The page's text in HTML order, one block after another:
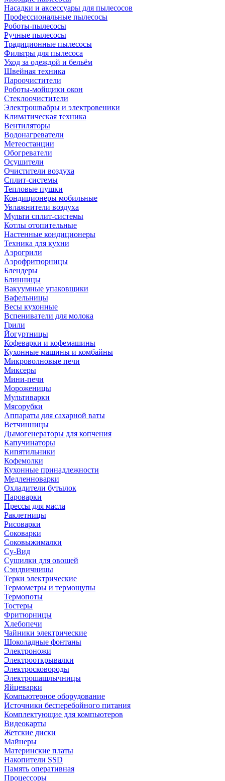
Насадки и аксессуары для пылесосов
Профессиональные пылесосы
Роботы-пылесосы
Ручные пылесосы
Традиционные пылесосы
Фильтры для пылесоса
Уход за одеждой и бельём
Швейная техника
Пароочистители
Роботы-мойщики окон
Стеклоочистители
Электрошвабры и электровеники
Климатическая техника
Вентиляторы
Водонагреватели
Метеостанции
Обогреватели
Осушители
Очистители воздуха
Сплит-системы
Тепловые пушки
Кондиционеры мобильные
Увлажнители воздуха
Мульти сплит-системы
Котлы отопительные
Настенные кондиционеры
Техника для кухни
Аэрогрили
Аэрофритюрницы
Блендеры
Блинницы
Вакуумные упаковщики
Вафельницы
Весы кухонные
Вспениватели для молока
Грили
Йогуртницы
Кофеварки и кофемашины
Кухонные машины и комбайны
Микроволновые печи
Миксеры
Мини-печи
Мороженицы
Мультиварки
Мясорубки
Аппараты для сахарной ваты
Ветчинницы
Дымогенераторы для копчения
Капучинаторы
Кипятильники
Кофемолки
Кухонные принадлежности
Медленноварки
Охладители бутылок
Пароварки
Прессы для масла
Раклетницы
Рисоварки
Соковарки
Соковыжималки
Су-Вид
Сушилки для овощей
Сэндвичницы
Терки электрические
Термометры и термощупы
Термопоты
Тостеры
Фритюрницы
Хлебопечи
Чайники электрические
Шоколадные фонтаны
Электроножи
Электрооткрывалки
Электросковороды
Электрошашлычницы
Яйцеварки
Компьютерное оборудование
Источники бесперебойного питания
Комплектующие для компьютеров
Видеокарты
Жетские диски
Майнеры
Материнские платы
Накопители SSD
Память оперативная
Процессоры